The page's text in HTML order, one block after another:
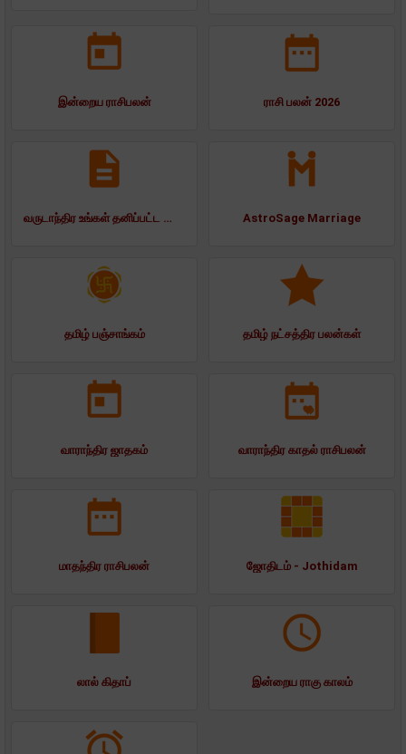
இன்றைய ராசிபலன் ராசி பலன் 2026
வருடாந்திர உங்கள் தனிப்பட்ட ஜாதகப் பலன்கள் 2025 AstroSage Marriage
தமிழ் பஞ்சாங்கம் தமிழ் நட்சத்திர பலன்கள்
வாராந்திர ஜாதகம் வாராந்திர காதல் ராசிபலன்
மாதந்திர ராசிபலன் ஜோதிடம் - Jothidam
லால் கிதாப் இன்றைய ராகு காலம்